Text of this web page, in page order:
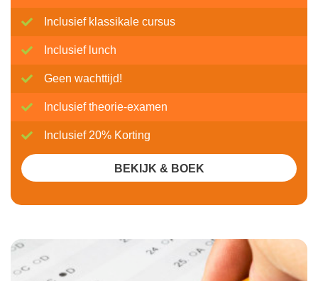
Inclusief klassikale cursus
Inclusief lunch
Geen wachttijd!
Inclusief theorie-examen
Inclusief 20% Korting
BEKIJK & BOEK